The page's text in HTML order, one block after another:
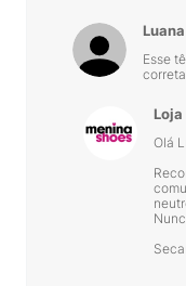
Luana
Esse
Loja
Olá